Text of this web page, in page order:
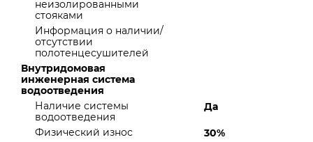
неизолированными
стояками
Информация о наличии/
отсутствии
полотенцесушителей
Внутридомовая
инженерная система
водоотведения
Наличие системы
водоотведения
Да
Физический износ
30%